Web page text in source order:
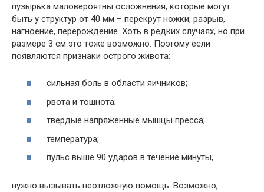
пузырька маловероятны осложнения, которые могут
быть у структур от 40 мм – перекрут ножки, разрыв,
нагноение, перерождение. Хоть в редких случаях, но при
размере 3 см это тоже возможно. Поэтому если
появляются признаки острого живота:
сильная боль в области яичников;
рвота и тошнота;
твёрдые напряжённые мышцы пресса;
температура;
пульс выше 90 ударов в течение минуты,
нужно вызывать неотложную помощь. Возможно,